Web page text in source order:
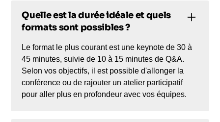
Quelle est la durée idéale et quels
formats sont possibles ?
Le format le plus courant est une keynote de 30 à
45 minutes, suivie de 10 à 15 minutes de Q&A.
Selon vos objectifs, il est possible d'allonger la
conférence ou de rajouter un atelier participatif
pour aller plus en profondeur avec vos équipes.